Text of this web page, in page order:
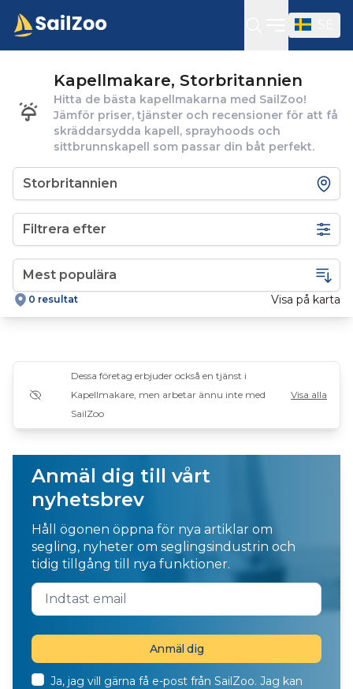
Öppna
Kapellmakare, Storbritannien
Hitta de bästa kapellmakarna med SailZoo!
Jämför priser, tjänster och recensioner för att få
skräddarsydda kapell, sprayhoods och
sittbrunnskapell som passar din båt perfekt.
Filtrera efter
0 resultat Visa på karta
Dessa företag erbjuder också en tjänst i
Kapellmakare, men arbetar ännu inte med
SailZoo
Visa alla
Anmäl dig till vårt
nyhetsbrev
Håll ögonen öppna för nya artiklar om
segling, nyheter om seglingsindustrin och
tidig tillgång till nya funktioner.
Ja, jag vill gärna få e-post från SailZoo. Jag kan